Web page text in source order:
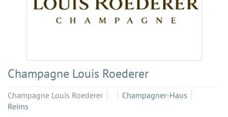
Champagne Louis Roederer
Champagne Louis Roederer
Champagner-Haus
Reims